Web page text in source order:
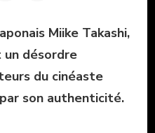
Miike Takashi,
un désordre
du cinéaste
son authenticité.